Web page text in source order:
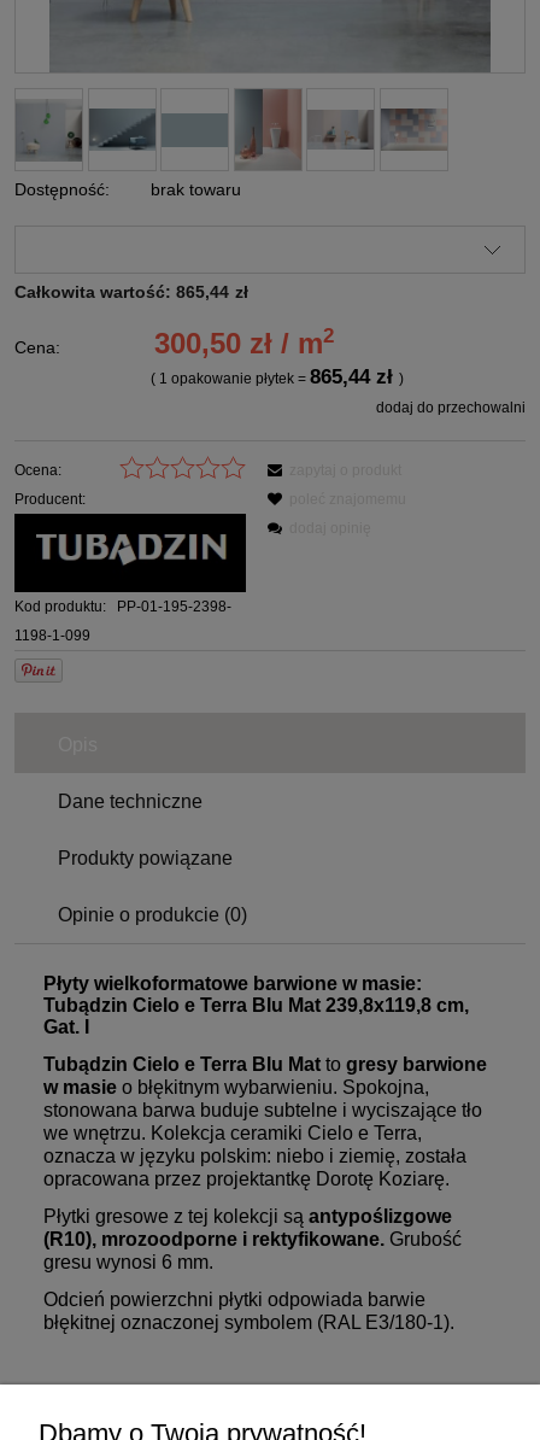
Dostępność: brak towaru
Całkowita wartość: 865,44 zł
Cena: 300,50 zł / m2
( 1opakowanie płytek =865,44 zł)
dodaj do przechowalni
Ocena:
Producent:
Kod produktu:
PP-01-195-2398-
1198-1-099
Dane techniczne
Produkty powiązane
Opinie o produkcie (0)
Płyty wielkoformatowe barwione w masie:
Tubądzin Cielo e Terra Blu Mat 239,8x119,8 cm,
Gat. I
Tubądzin Cielo e Terra Blu Mat to gresy barwione
w masie o błękitnym wybarwieniu. Spokojna,
stonowana barwa buduje subtelne i wyciszające tło
we wnętrzu. Kolekcja ceramiki Cielo e Terra,
oznacza w języku polskim: niebo i ziemię, została
opracowana przez projektantkę Dorotę Koziarę.
Płytki gresowe z tej kolekcji są antypoślizgowe
(R10), mrozoodporne i rektyfikowane. Grubość
gresu wynosi 6 mm.
Odcień powierzchni płytki odpowiada barwie
błękitnej oznaczonej symbolem (RAL E3/180-1).
Dbamy o Twoją prywatność!